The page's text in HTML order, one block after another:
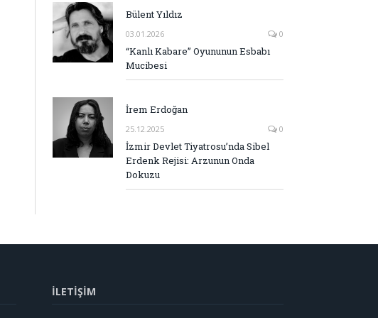
Bülent Yıldız
03.01.2026 0
“Kanlı Kabare” Oyununun Esbabı
Mucibesi
İrem Erdoğan
25.12.2025 0
İzmir Devlet Tiyatrosu’nda Sibel
Erdenk Rejisi: Arzunun Onda
Dokuzu
İLETİŞİM